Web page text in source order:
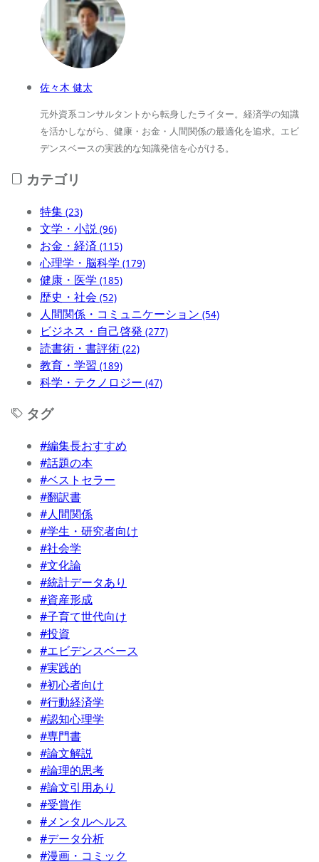
佐々木 健太
元外資系コンサルタントから転身したライター。経済学の知識
を活かしながら、健康・お金・人間関係の最適化を追求。エビ
デンスベースの実践的な知識発信を心がける。
カテゴリ
特集 (23)
文学・小説 (96)
お金・経済 (115)
心理学・脳科学 (179)
健康・医学 (185)
歴史・社会 (52)
人間関係・コミュニケーション (54)
ビジネス・自己啓発 (277)
読書術・書評術 (22)
教育・学習 (189)
科学・テクノロジー (47)
タグ
#編集長おすすめ
#話題の本
#ベストセラー
#翻訳書
#人間関係
#学生・研究者向け
#社会学
#文化論
#統計データあり
#資産形成
#子育て世代向け
#投資
#エビデンスベース
#実践的
#初心者向け
#行動経済学
#認知心理学
#専門書
#論文解説
#論理的思考
#論文引用あり
#受賞作
#メンタルヘルス
#データ分析
#漫画・コミック